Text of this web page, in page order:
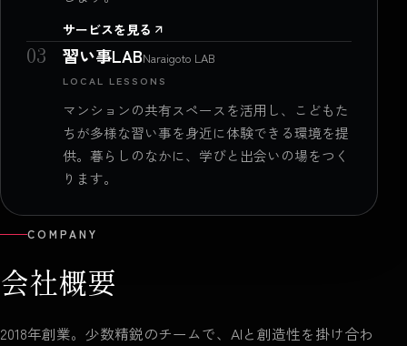
サービスを見る
03 習い事LABNaraigoto LAB
LOCAL LESSONS
マンションの共有スペースを活用し、こどもた
ちが多様な習い事を身近に体験できる環境を提
供。暮らしのなかに、学びと出会いの場をつく
ります。
COMPANY
会社概要
2018年創業。少数精鋭のチームで、AIと創造性を掛け合わ